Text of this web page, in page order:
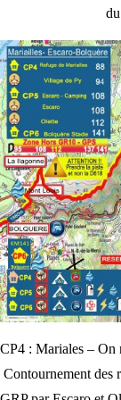
CP4 : Mariales – On
Contournement des